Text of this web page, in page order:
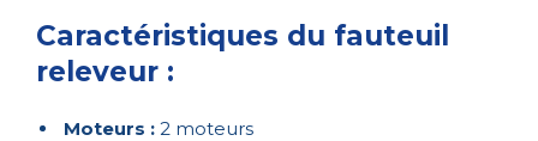
Caractéristiques du fauteuil
releveur :
Moteurs : 2 moteurs